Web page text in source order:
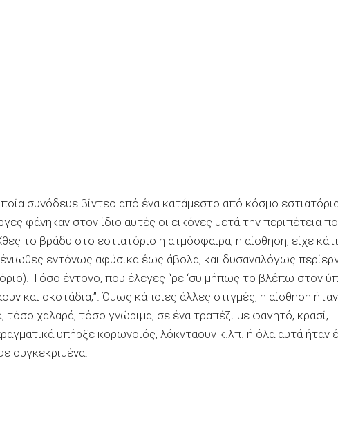
συνόδευε βίντεο από ένα κατάμεστο από κόσμο
φάνηκαν στον ίδιο αυτές οι εικόνες μετά την περιπέτεια
το βράδυ στο εστιατόριο η ατμόσφαιρα, η αίσθηση, είχε κάτι
ένιωθες εντόνως αφύσικα έως άβολα, και δυσαναλόγως
Τόσο έντονο, που έλεγες “ρε ‘συ μήπως το βλέπω στον
και σκοτάδια;”. Όμως κάποιες άλλες στιγμές, η αίσθηση ήταν
χαλαρά, τόσο γνώριμα, σε ένα τραπέζι με φαγητό, κρασί,
υπήρξε κορωνοϊός, λόκνταουν κ.λπ. ή όλα αυτά ήταν
συγκεκριμένα.